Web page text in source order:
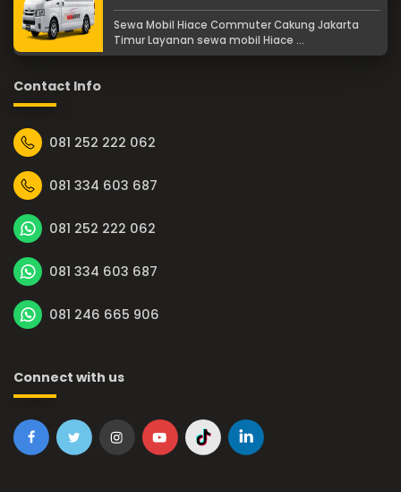
Sewa Mobil Hiace Commuter Cakung Jakarta
Timur Layanan sewa mobil Hiace ...
Contact Info
081 252 222 062
081 334 603 687
081 252 222 062
081 334 603 687
081 246 665 906
Connect with us